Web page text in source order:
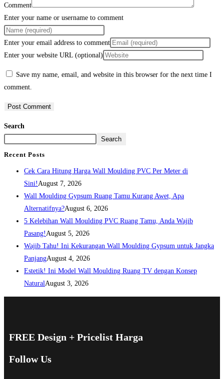
Comment
Enter your name or username to comment
Enter your email address to comment
Enter your website URL (optional)
Save my name, email, and website in this browser for the next time I
comment.
Search
Search
Recent Posts
Cek Cara Hitung Harga Wall Moulding PVC Per Meter di
Sini! August 7, 2026
Wall Moulding Gypsum Ruang Tamu Kurang Awet, Apa
Alternatifnya?August 6, 2026
5 Kelebihan Wall Moulding PVC Ruang Tamu, Anda Wajib
Pasang! August 5, 2026
Wajib Tahu! Ini Kekurangan Wall Moulding Gypsum untuk Jangka
PanjangAugust 4, 2026
Estetik! Ini Model Wall Moulding Ruang TV dengan Konsep
Natural August 3, 2026
FREE Design + Pricelist Harga
Follow Us